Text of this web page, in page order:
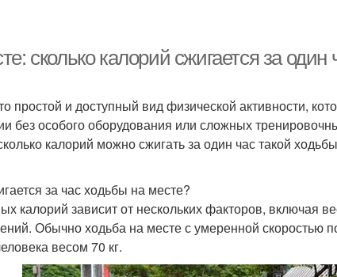
сколько калорий сжигается за один
простой и доступный вид физической активности,
без особого оборудования или сложных
калорий можно сжигать за один час такой
за час ходьбы на месте?
калорий зависит от нескольких факторов, включая
Обычно ходьба на месте с умеренной скоростью
весом 70 кг.